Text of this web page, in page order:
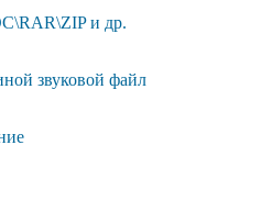
и др.
звуковой файл